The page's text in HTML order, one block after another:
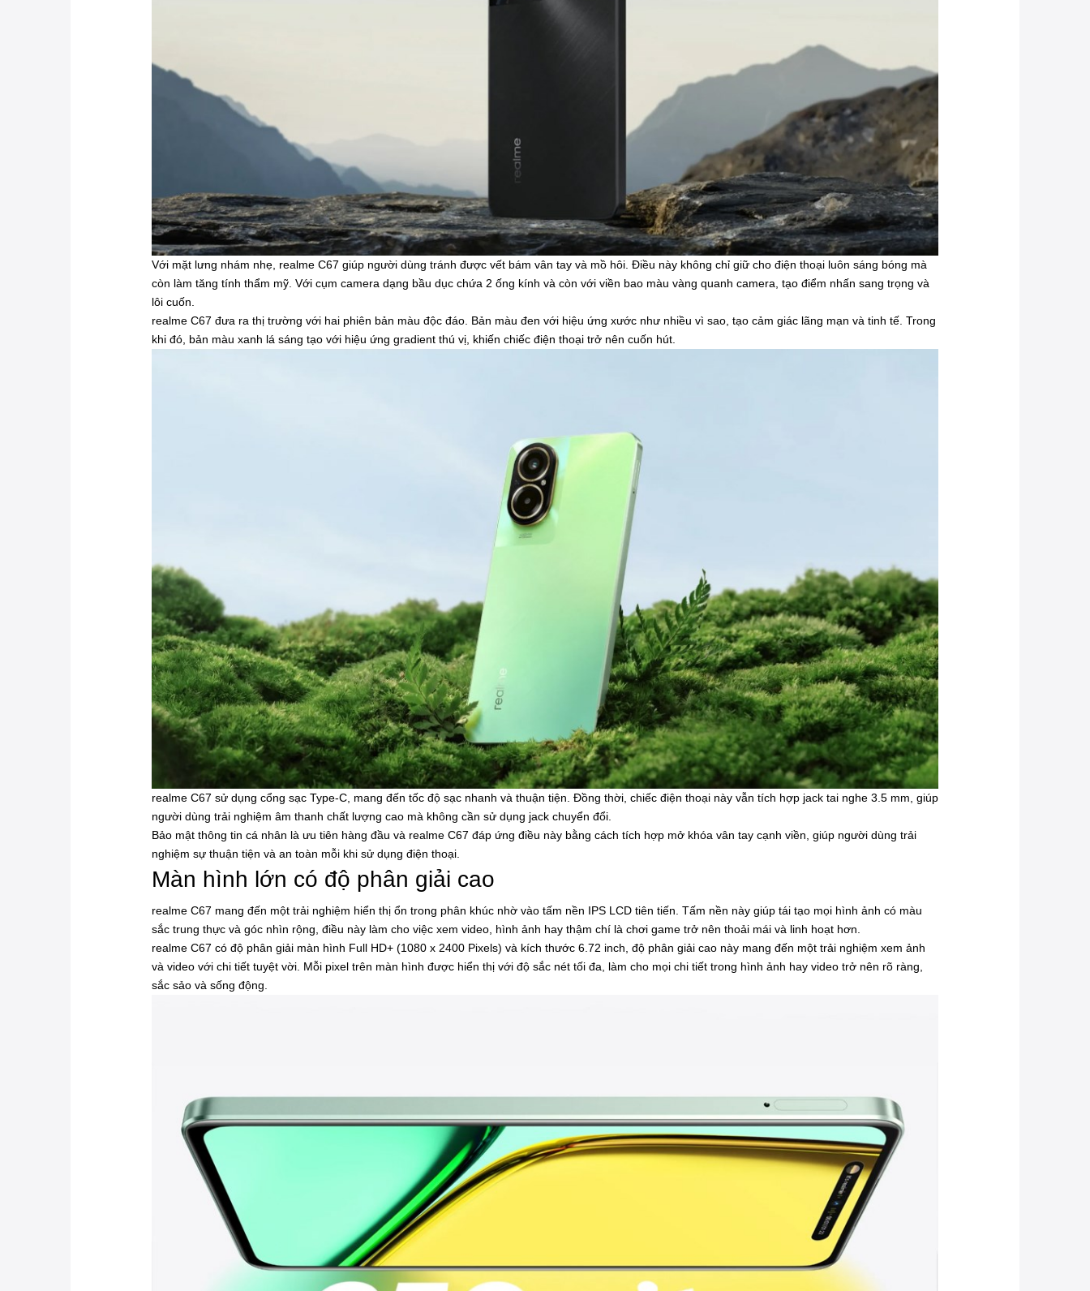
Với mặt lưng nhám nhẹ, realme C67 giúp người dùng tránh được vết bám vân tay và mồ hôi. Điều này không chỉ giữ cho điện thoại luôn sáng bóng mà
còn làm tăng tính thẩm mỹ. Với cụm camera dạng bầu dục chứa 2 ống kính và còn với viền bao màu vàng quanh camera, tạo điểm nhấn sang trọng và
lôi cuốn.
realme C67 đưa ra thị trường với hai phiên bản màu độc đáo. Bản màu đen với hiệu ứng xước như nhiều vì sao, tạo cảm giác lãng mạn và tinh tế. Trong
khi đó, bản màu xanh lá sáng tạo với hiệu ứng gradient thú vị, khiến chiếc điện thoại trở nên cuốn hút.
realme C67 sử dụng cổng sạc Type-C, mang đến tốc độ sạc nhanh và thuận tiện. Đồng thời, chiếc điện thoại này vẫn tích hợp jack tai nghe 3.5 mm, giúp
người dùng trải nghiệm âm thanh chất lượng cao mà không cần sử dụng jack chuyển đổi.
Bảo mật thông tin cá nhân là ưu tiên hàng đầu và realme C67 đáp ứng điều này bằng cách tích hợp mở khóa vân tay cạnh viền, giúp người dùng trải
nghiệm sự thuận tiện và an toàn mỗi khi sử dụng điện thoại.
Màn hình lớn có độ phân giải cao
realme C67 mang đến một trải nghiệm hiển thị ổn trong phân khúc nhờ vào tấm nền IPS LCD tiên tiến. Tấm nền này giúp tái tạo mọi hình ảnh có màu
sắc trung thực và góc nhìn rộng, điều này làm cho việc xem video, hình ảnh hay thậm chí là chơi game trở nên thoải mái và linh hoạt hơn.
realme C67 có độ phân giải màn hình Full HD+ (1080 x 2400 Pixels) và kích thước 6.72 inch, độ phân giải cao này mang đến một trải nghiệm xem ảnh
và video với chi tiết tuyệt vời. Mỗi pixel trên màn hình được hiển thị với độ sắc nét tối đa, làm cho mọi chi tiết trong hình ảnh hay video trở nên rõ ràng,
sắc sảo và sống động.